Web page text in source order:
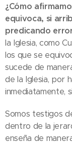
¿Cómo
equivoca, si
predicando
la Iglesia, como
los que se
sucede de
de la Iglesia, por
inmediatamente,
Somos testigos
dentro de la
enseña de